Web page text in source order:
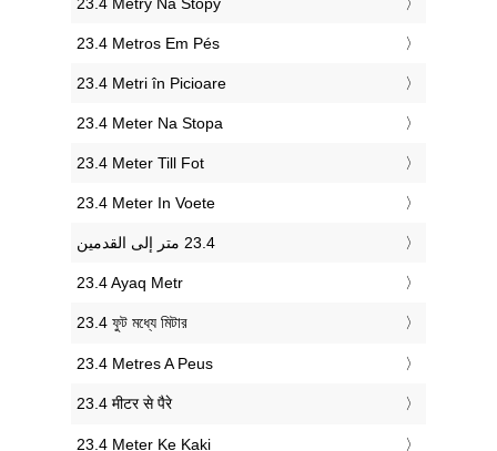
‎23.4 Metros Em Pés
‎23.4 Metri în Picioare
‎23.4 Meter Na Stopa
‎23.4 Meter Till Fot
‎23.4 Meter In Voete
‎23.4 Ayaq Metr
‎23.4 ফুট মধ্যে মিটার
‎23.4 Metres A Peus
‎23.4 मीटर से पैरे
‎23.4 Meter Ke Kaki